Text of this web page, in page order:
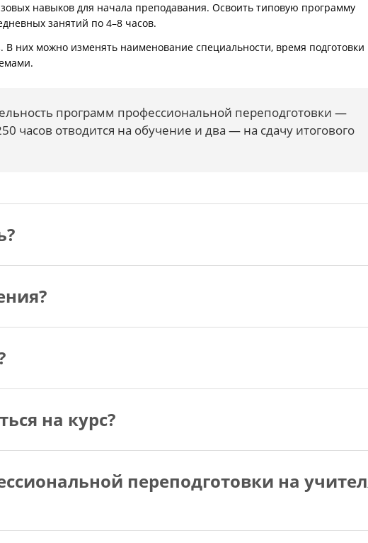
навыков для начала преподавания. Освоить типовую программу
занятий по 4–8 часов.
В них можно изменять наименование специальности, время подготовки
программ профессиональной переподготовки —
часов отводится на обучение и два — на сдачу итогового
на курс?
переподготовки на